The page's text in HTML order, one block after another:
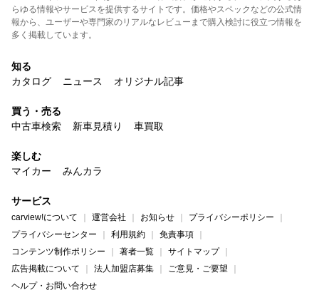
らゆる情報やサービスを提供するサイトです。価格やスペックなどの公式情
報から、ユーザーや専門家のリアルなレビューまで購入検討に役立つ情報を
多く掲載しています。
知る
カタログ
ニュース オリジナル記事
買う・売る
中古車検索
新車見積り 車買取
楽しむ
マイカー
みんカラ
サービス
carview!について 運営会社 お知らせ
プライバシーポリシー
プライバシーセンター
利用規約
免責事項
コンテンツ制作ポリシー
著者一覧
サイトマップ
広告掲載について
法人加盟店募集
ご意見・ご要望
ヘルプ・お問い合わせ